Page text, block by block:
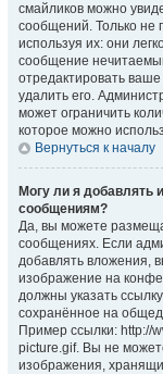
смайликов можно
сообщений. Только не
используя их: они
сообщение
отредактировать
удалить его.
может ограничить
которое можно
Вернуться к началу
Могу ли я добавлять
сообщениям?
Да, вы можете
сообщениях. Если
добавлять вложения,
изображение на
должны указать
сохранённое на
Пример ссылки: http://
picture.gif. Вы не
изображения,